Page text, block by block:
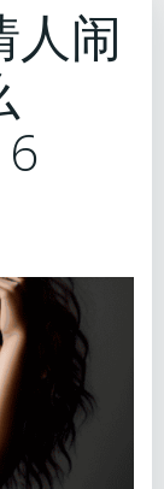
人闹